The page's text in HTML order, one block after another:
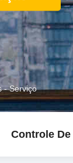
-Serviço
Controle